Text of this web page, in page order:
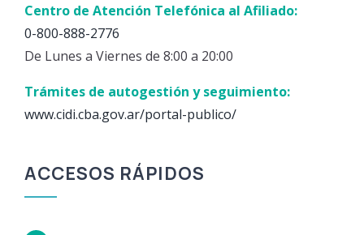
Centro de Atención Telefónica al Afiliado:
0-800-888-2776
De Lunes a Viernes de 8:00 a 20:00
Trámites de autogestión y seguimiento:
www.cidi.cba.gov.ar/portal-publico/
ACCESOS RÁPIDOS